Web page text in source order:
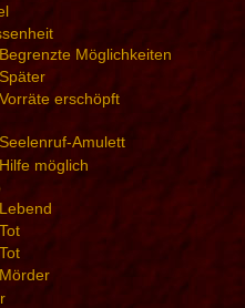
Begrenzte Möglichkeiten
Später
Vorräte erschöpft
Seelenruf-Amulett
Hilfe möglich
Lebend
Tot
Tot
Mörder